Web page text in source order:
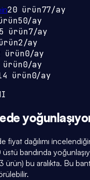
20ürün77/ay
50/ay
5 ürün7/ay
2/ay
ürün0/ay
ürün0/ay
ürün0/ay
fiyat dağılımı
bandında
bu aralıkta. Bu